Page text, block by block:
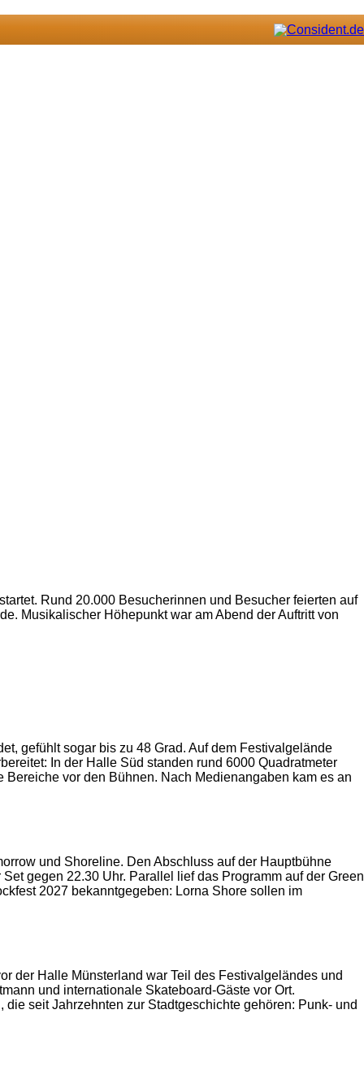
Rund 20.000 Besucherinnen und Besucher feierten auf
Musikalischer Höhepunkt war am Abend der Auftritt von
gefühlt sogar bis zu 48 Grad. Auf dem Festivalgelände
In der Halle Süd standen rund 6000 Quadratmeter
vor den Bühnen. Nach Medienangaben kam es an
und Shoreline. Den Abschluss auf der Hauptbühne
gegen 22.30 Uhr. Parallel lief das Programm auf der Green
2027 bekanntgegeben: Lorna Shore sollen im
der Halle Münsterland war Teil des Festivalgeländes und
und internationale Skateboard-Gäste vor Ort.
seit Jahrzehnten zur Stadtgeschichte gehören: Punk- und